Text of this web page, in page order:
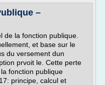
–
de la fonction publique.
et base sur le
du versement dun
prvoit le. Cette perte
fonction publique
principe, calcul et